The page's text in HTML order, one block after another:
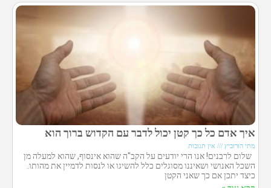
איך אדם כל כך קטן יכול לדבר עם הקדוש ברוך הוא
מתי הורוביץ אין תגובות
שלום לרבנים! אנו הרי יודעים על הקב"ה שהוא אינסוף, שהוא למעלה מן
השכל האנושי ושאיננו מסוגלים כלל להשיגו או לנסות לדמיין את מהותו.
כיצד יתכן אם כך שאני הקטן